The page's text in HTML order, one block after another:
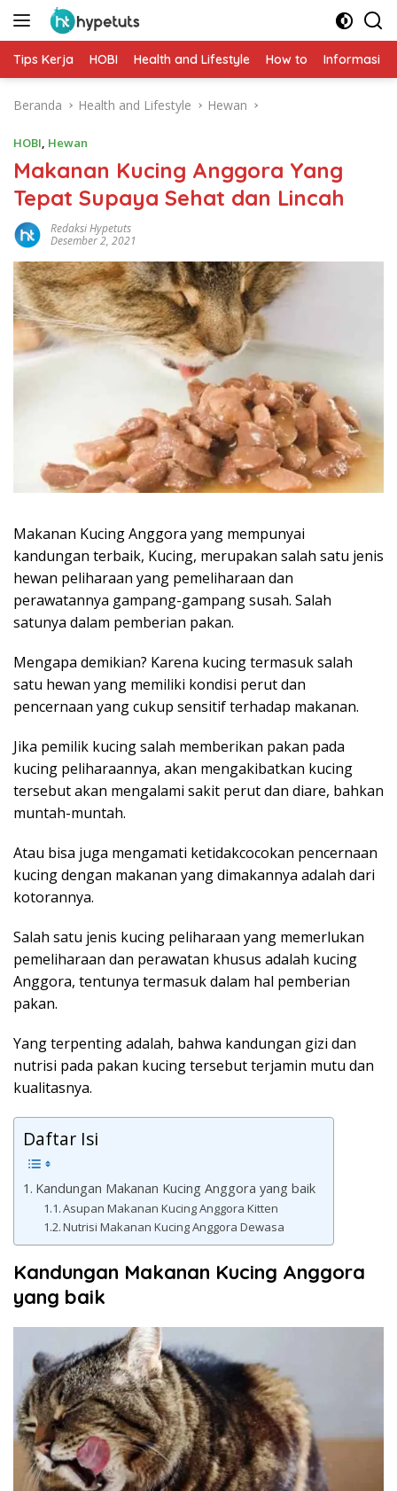
Langsung
Tips Kerja HOBI Health and Lifestyle How to Informasi
Beranda Health and Lifestyle Hewan
HOBI, Hewan
Makanan Kucing Anggora Yang
Tepat Supaya Sehat dan Lincah
Redaksi Hypetuts
Desember 2, 2021
Makanan Kucing Anggora yang mempunyai
kandungan terbaik, Kucing, merupakan salah satu jenis
hewan peliharaan yang pemeliharaan dan
perawatannya gampang-gampang susah. Salah
satunya dalam pemberian pakan.
Mengapa demikian? Karena kucing termasuk salah
satu hewan yang memiliki kondisi perut dan
pencernaan yang cukup sensitif terhadap makanan.
Jika pemilik kucing salah memberikan pakan pada
kucing peliharaannya, akan mengakibatkan kucing
tersebut akan mengalami sakit perut dan diare, bahkan
muntah-muntah.
Atau bisa juga mengamati ketidakcocokan pencernaan
kucing dengan makanan yang dimakannya adalah dari
kotorannya.
Salah satu jenis kucing peliharaan yang memerlukan
pemeliharaan dan perawatan khusus adalah kucing
Anggora, tentunya termasuk dalam hal pemberian
pakan.
Yang terpenting adalah, bahwa kandungan gizi dan
nutrisi pada pakan kucing tersebut terjamin mutu dan
kualitasnya.
Daftar Isi
Kandungan Makanan Kucing Anggora yang baik
Asupan Makanan Kucing Anggora Kitten
Nutrisi Makanan Kucing Anggora Dewasa
Kandungan Makanan Kucing Anggora
yang baik